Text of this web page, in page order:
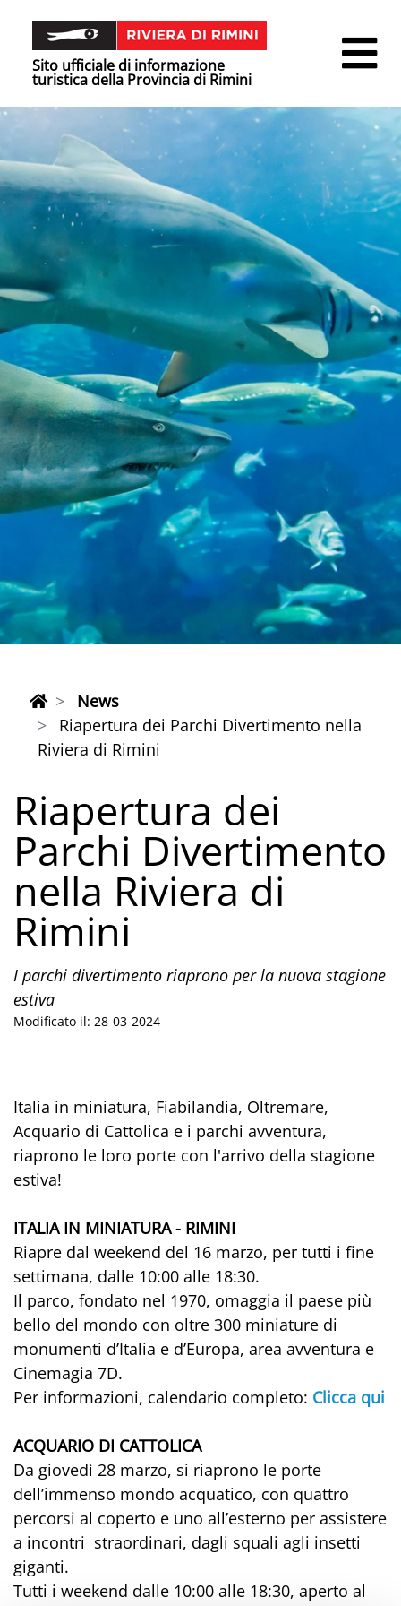
Sito ufficiale di informazione
turistica della Provincia di Rimini
News
Riapertura dei Parchi Divertimento nella
Riviera di Rimini
Riapertura dei
Parchi Divertimento
nella Riviera di
Rimini
I parchi divertimento riaprono per la nuova stagione
estiva
Modificato il: 28-03-2024
Italia in miniatura, Fiabilandia, Oltremare,
Acquario di Cattolica e i parchi avventura,
riaprono le loro porte con l'arrivo della stagione
estiva!
ITALIA IN MINIATURA - RIMINI
Riapre dal weekend del 16 marzo, per tutti i fine
settimana, dalle 10:00 alle 18:30.
Il parco, fondato nel 1970, omaggia il paese più
bello del mondo con oltre 300 miniature di
monumenti d’Italia e d’Europa, area avventura e
Cinemagia 7D.
Per informazioni, calendario completo: Clicca qui
ACQUARIO DI CATTOLICA
Da giovedì 28 marzo, si riaprono le porte
dell’immenso mondo acquatico, con quattro
percorsi al coperto e uno all’esterno per assistere
a incontri straordinari, dagli squali agli insetti
giganti.
Tutti i weekend dalle 10:00 alle 18:30, aperto al